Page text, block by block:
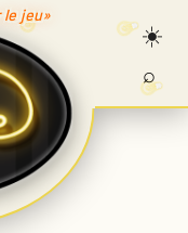
le jeu»
⌕